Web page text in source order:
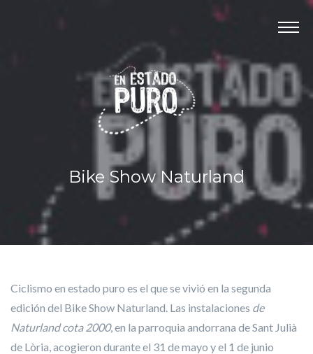
PROGRAMAS
MOVISTAR+ DEPORTES
REPORTAJES
CONTACTO
Bike Show Naturland
Ciclismo en estado puro es el que se vivió en la segunda
edición del Bike Show Naturland. Las instalaciones de
Naturland cota 2000, en la parroquia andorrana de Sant Julià
de Lòria, acogieron durante el 31 de mayo y el 1 de junio